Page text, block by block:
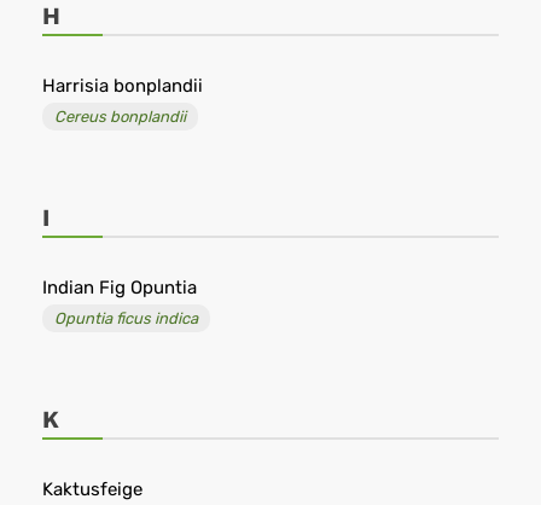
H
Harrisia bonplandii
Cereus bonplandii
I
Indian Fig Opuntia
Opuntia ficus indica
K
Kaktusfeige